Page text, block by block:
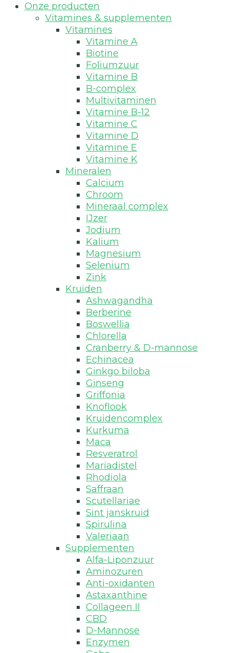
Onze producten
Vitamines & supplementen
Vitamines
Vitamine A
Biotine
Foliumzuur
Vitamine B
B-complex
Multivitaminen
Vitamine B-12
Vitamine C
Vitamine D
Vitamine E
Vitamine K
Mineralen
Calcium
Chroom
Mineraal complex
IJzer
Jodium
Kalium
Magnesium
Selenium
Zink
Kruiden
Ashwagandha
Berberine
Boswellia
Chlorella
Cranberry & D-mannose
Echinacea
Ginkgo biloba
Ginseng
Griffonia
Knoflook
Kruidencomplex
Kurkuma
Maca
Resveratrol
Mariadistel
Rhodiola
Saffraan
Scutellariae
Sint janskruid
Spirulina
Valeriaan
Supplementen
Alfa-Liponzuur
Aminozuren
Anti-oxidanten
Astaxanthine
Collageen II
CBD
D-Mannose
Enzymen